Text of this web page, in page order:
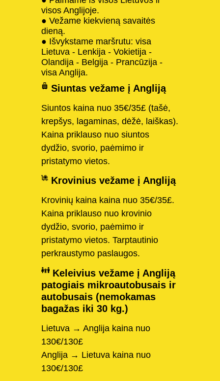
visos Anglijoje.
● Vežame kiekvieną savaitės
dieną.
● Išvykstame maršrutu: visa
Lietuva - Lenkija - Vokietija -
Olandija - Belgija - Prancūzija -
visa Anglija.
Siuntas vežame į Angliją
Siuntos kaina nuo 35€/35£ (tašė,
krepšys, lagaminas, dėžė, laiškas).
Kaina priklauso nuo siuntos
dydžio, svorio, paėmimo ir
pristatymo vietos.
Krovinius vežame į Angliją
Krovinių kaina kaina nuo 35€/35£.
Kaina priklauso nuo krovinio
dydžio, svorio, paėmimo ir
pristatymo vietos. Tarptautinio
perkraustymo paslaugos.
Keleivius vežame į Angliją
patogiais mikroautobusais ir
autobusais (nemokamas
bagažas iki 30 kg.)
Lietuva → Anglija kaina nuo
130€/130£
Anglija → Lietuva kaina nuo
130€/130£